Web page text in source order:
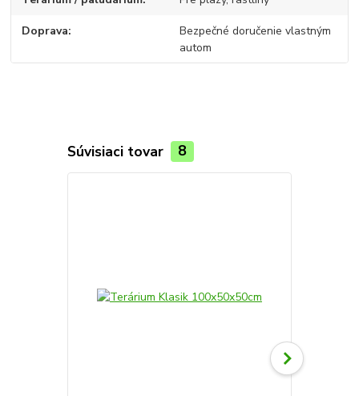
Doprava
Bezpečné doručenie vlastným
autom
Súvisiaci tovar 8